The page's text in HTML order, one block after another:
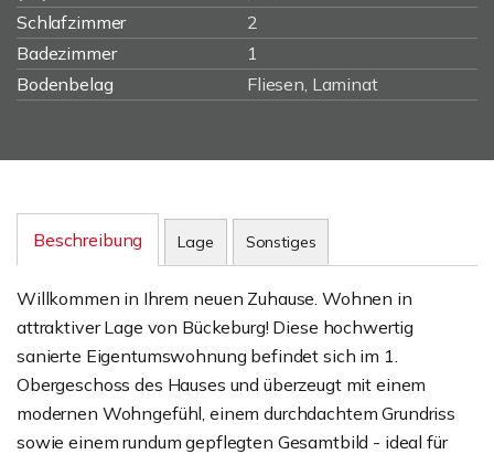
Schlafzimmer
2
Badezimmer
1
Bodenbelag
Fliesen, Laminat
Beschreibung Lage Sonstiges
Willkommen in Ihrem neuen Zuhause. Wohnen in
attraktiver Lage von Bückeburg! Diese hochwertig
sanierte Eigentumswohnung befindet sich im 1.
Obergeschoss des Hauses und überzeugt mit einem
modernen Wohngefühl, einem durchdachtem Grundriss
sowie einem rundum gepflegten Gesamtbild - ideal für